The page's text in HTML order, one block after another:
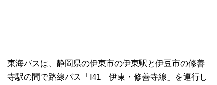
東海バスは、静岡県の伊東市の伊東駅と伊豆市の修善
寺駅の間で路線バス「I41 伊東・修善寺線」を運行し